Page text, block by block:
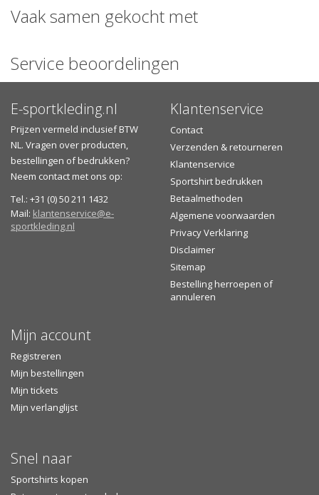
Stofgewicht:
130 gr/m²
Sportshirt met standaard pasvorm en ronde hals
Vegan
Damesmaten XS t/m XXL
Oeko-Tex Standard 100 voor huidvriendelijkheid
Raglanmouwen
Dubbel stiksel bij halsopening, mouweinden en onderzijde
Tear-away afscheurbaar merklabel
Verkrijgbaar in wit, zwart, lichtblauw, limegroen en
vanaf €30,- in Nederland of vanaf €75,-
bezorgtijdvak inzien
Afhalen is mogelijk bij een GLS PakketShop (na verzending)
of in onze showroom
Vaak samen gekocht met
Service beoordelingen
E-sportkleding.nl
Prijzen vermeld inclusief BTW
NL. Vragen over producten,
bestellingen of bedrukken?
Neem contact met ons op:
Tel.: +31 (0) 50 211 1432
Mail: klantenservice@e-
sportkleding.nl
Klantenservice
Contact
Verzenden & retourneren
Klantenservice
Sportshirt bedrukken
Betaalmethoden
Algemene voorwaarden
Privacy Verklaring
Disclaimer
Sitemap
Bestelling herroepen of
annuleren
Mijn account
Registreren
Mijn bestellingen
Mijn tickets
Mijn verlanglijst
Snel naar
Sportshirts kopen